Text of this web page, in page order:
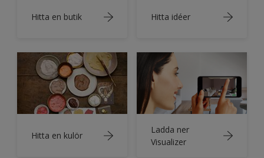
Hitta en butik Hitta idéer
Hitta en kulör
Ladda ner
Visualizer